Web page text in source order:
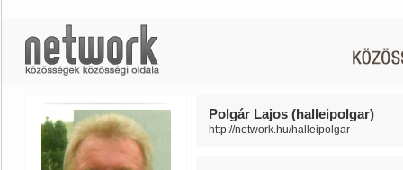
Polgár Lajos (halleipolgar)
http://network.hu/halleipolgar